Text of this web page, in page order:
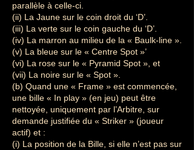
parallèle à celle-ci.
(ii) La Jaune sur le coin droit du ‘D’.
(iii) La verte sur le coin gauche du ‘D’.
(iv) La marron au milieu de la « Baulk-line ».
(v) La bleue sur le « Centre Spot »’
(vi) La rose sur le « Pyramid Spot », et
(vii) La noire sur le « Spot ».
(b) Quand une « Frame » est commencée,
une bille « In play » (en jeu) peut être
nettoyée, uniquement par l’Arbitre, sur
demande justifiée du « Striker » (joueur
actif) et :
(i) La position de la Bille, si elle n’est pas sur